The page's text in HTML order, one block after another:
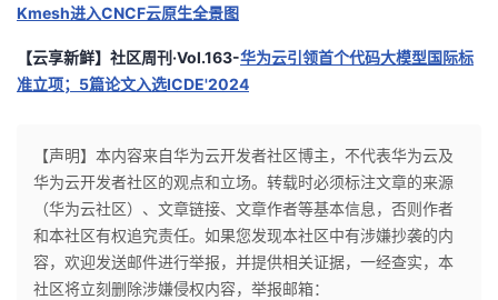
Kmesh进入CNCF云原生全景图
【云享新鲜】社区周刊·Vol.163-华为云引领首个代码大模型国际标
准立项；5篇论文入选ICDE'2024
【声明】本内容来自华为云开发者社区博主，不代表华为云及
华为云开发者社区的观点和立场。转载时必须标注文章的来源
（华为云社区）、文章链接、文章作者等基本信息，否则作者
和本社区有权追究责任。如果您发现本社区中有涉嫌抄袭的内
容，欢迎发送邮件进行举报，并提供相关证据，一经查实，本
社区将立刻删除涉嫌侵权内容，举报邮箱：